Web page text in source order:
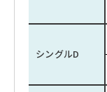
シングルD